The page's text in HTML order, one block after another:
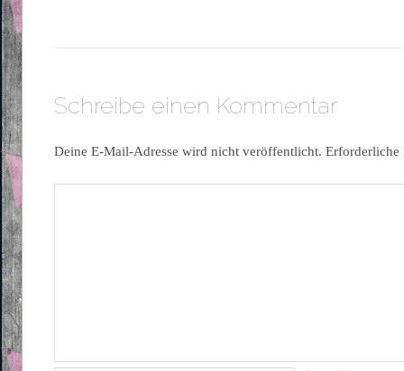
Schreibe einen Kommentar
Deine E-Mail-Adresse wird nicht veröffentlicht.